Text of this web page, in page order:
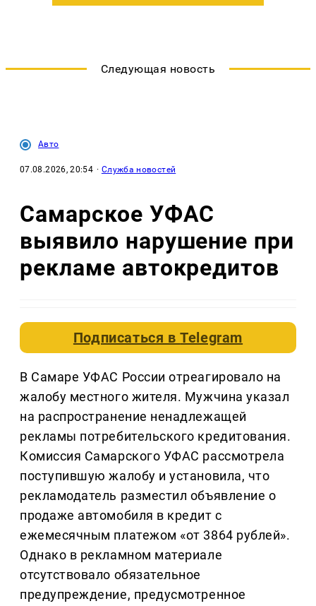
Следующая новость
Авто
07.08.2026, 20:54 · Служба новостей
Самарское УФАС
выявило нарушение при
рекламе автокредитов
Подписаться вTelegram
В Самаре УФАС России отреагировало на
жалобу местного жителя. Мужчина указал
на распространение ненадлежащей
рекламы потребительского кредитования.
Комиссия Самарского УФАС рассмотрела
поступившую жалобу и установила, что
рекламодатель разместил объявление о
продаже автомобиля в кредит с
ежемесячным платежом «от 3864 рублей».
Однако в рекламном материале
отсутствовало обязательное
предупреждение, предусмотренное